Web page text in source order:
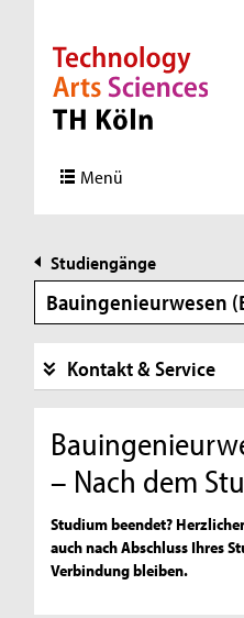
Direkt zur Hauptnavigation
Direkt zur Subnavigation
Direkt zum Inhalt
Direkt zum Fußbereich
Menü
Studiengänge
Bauingenieurwesen
Kontakt & Service
– Nach dem
Studium beendet?
auch nach Abschluss Ihres
Verbindung bleiben.